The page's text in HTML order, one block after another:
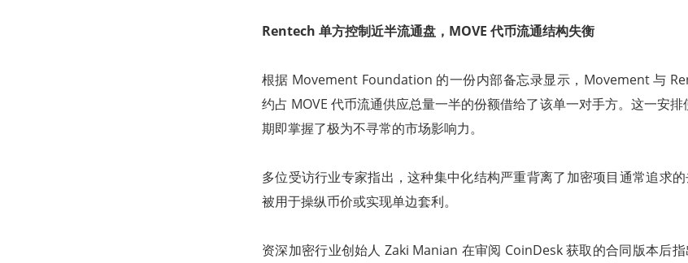
Rentech 单方控制近半流通盘，MOVE 代币流通结构失衡
根据 Movement Foundation 的一份内部备忘录显示，Movement 与
约占 MOVE 代币流通供应总量一半的份额借给了该单一对手方。这一安
期即掌握了极为不寻常的市场影响力。
多位受访行业专家指出，这种集中化结构严重背离了加密项目通常追求
被用于操纵币价或实现单边套利。
资深加密行业创始人 Zaki Manian 在审阅 CoinDesk 获取的合同版本后